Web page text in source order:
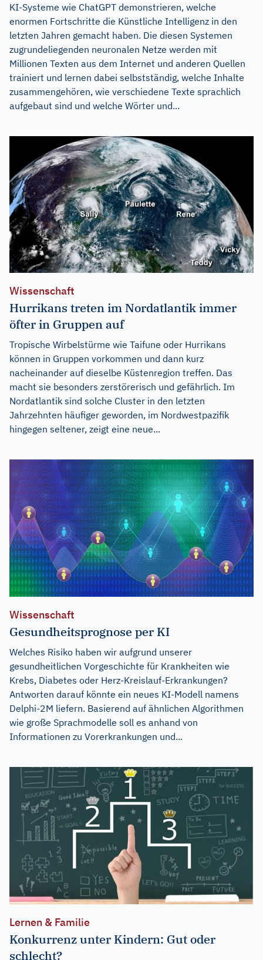
KI-Systeme wie ChatGPT demonstrieren, welche
enormen Fortschritte die Künstliche Intelligenz in den
letzten Jahren gemacht haben. Die diesen Systemen
zugrundeliegenden neuronalen Netze werden mit
Millionen Texten aus dem Internet und anderen Quellen
trainiert und lernen dabei selbstständig, welche Inhalte
zusammengehören, wie verschiedene Texte sprachlich
aufgebaut sind und welche Wörter und...
Wissenschaft
Hurrikans treten im Nordatlantik immer
öfter in Gruppen auf
Tropische Wirbelstürme wie Taifune oder Hurrikans
können in Gruppen vorkommen und dann kurz
nacheinander auf dieselbe Küstenregion treffen. Das
macht sie besonders zerstörerisch und gefährlich. Im
Nordatlantik sind solche Cluster in den letzten
Jahrzehnten häufiger geworden, im Nordwestpazifik
hingegen seltener, zeigt eine neue...
Wissenschaft
Gesundheitsprognose per KI
Welches Risiko haben wir aufgrund unserer
gesundheitlichen Vorgeschichte für Krankheiten wie
Krebs, Diabetes oder Herz-Kreislauf-Erkrankungen?
Antworten darauf könnte ein neues KI-Modell namens
Delphi-2M liefern. Basierend auf ähnlichen Algorithmen
wie große Sprachmodelle soll es anhand von
Informationen zu Vorerkrankungen und...
Lernen & Familie
Konkurrenz unter Kindern: Gut oder
schlecht?